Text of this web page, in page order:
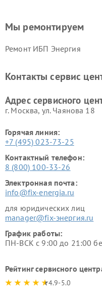
Мы ремонтируем
Ремонт ИБП Энергия
Контакты сервис
Адрес сервисного
г. Москва, ул. Чаянова 18
Горячая линия:
+7 (495) 023-73-25
Контактный телефон:
8 (800) 100-33-26
Электронная почта:
info@fix-energia.ru
для юридических лиц
manager@fix-энергия.ru
График работы:
ПН-ВСК с 9:00 до 21:00
Рейтинг сервисного
4.9-5.0